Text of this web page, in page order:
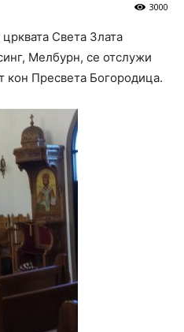
3000
Света Злата
Мелбурн, се отслужи
кон Пресвета Богородица.